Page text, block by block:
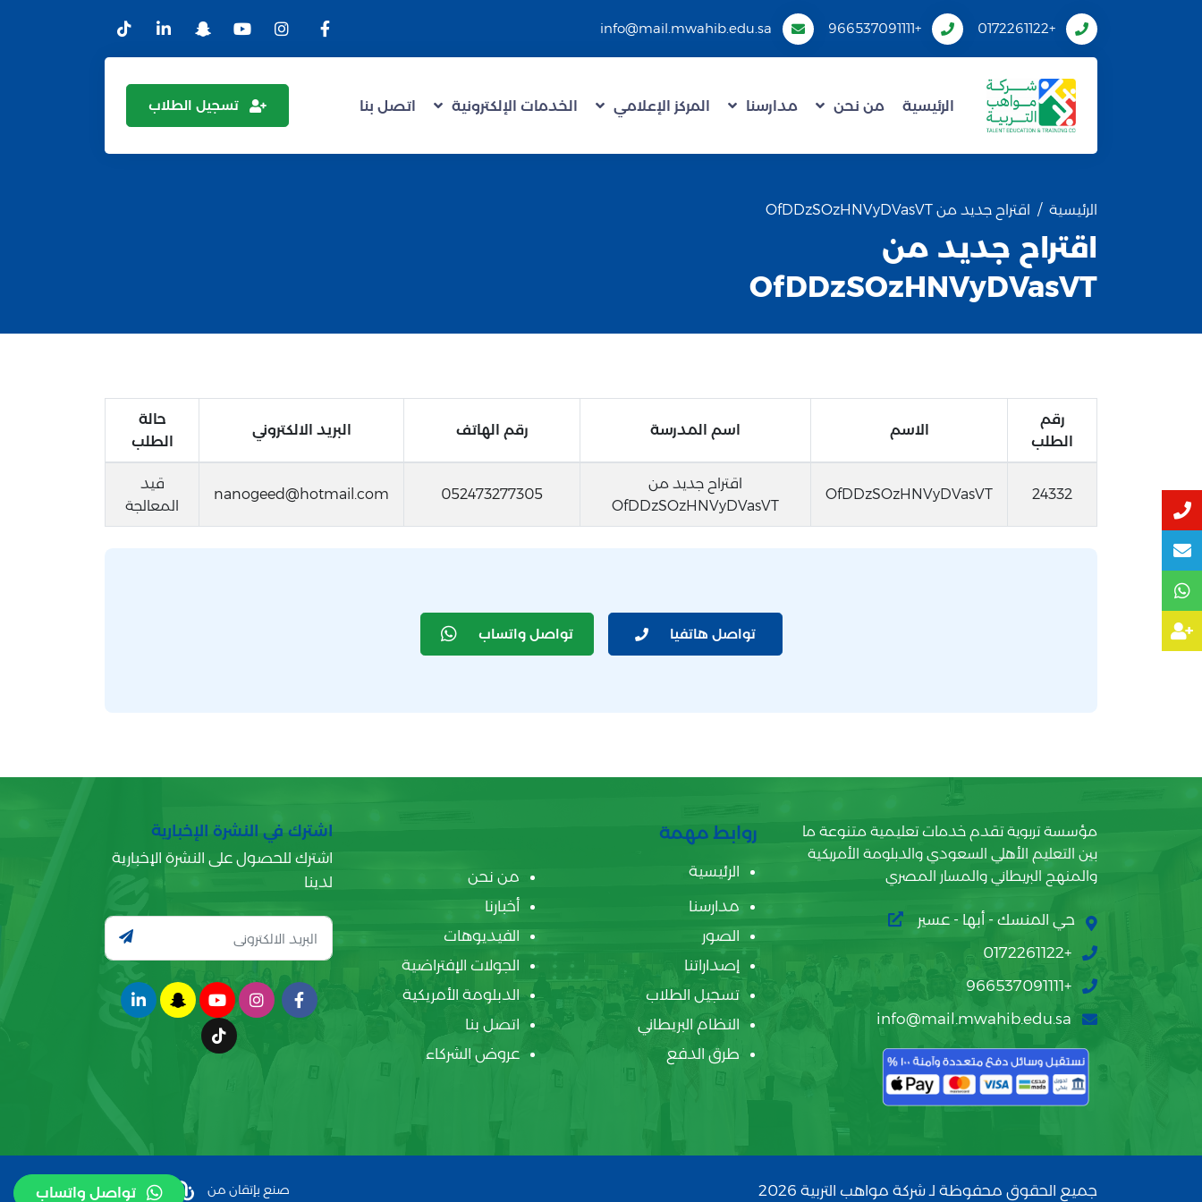
+0172261122
+966537091111
info@mail.mwahib.edu.sa
الرئيسية من نحن مدارسنا المركز الإعلامي الخدمات الإلكترونية اتصل بنا تسجيل الطلاب
الرئيسية اقتراح جديد من OfDDzSOzHNVyDVasVT
اقتراح جديد من
OfDDzSOzHNVyDVasVT
رقم
الطلب
الاسم اسم المدرسة رقم الهاتف البريد الالكتروني
حالة
الطلب
24332
OfDDzSOzHNVyDVasVT
اقتراح جديد من
OfDDzSOzHNVyDVasVT
052473277305
nanogeed@hotmail.com
قيد
المعالجة
تواصل هاتفيا تواصل واتساب
تواصل واتساب
مؤسسة تربوية تقدم خدمات تعليمية متنوعة ما
بين التعليم الأهلي السعودي والدبلومة الأمريكية
والمنهج البريطاني والمسار المصري
حي المنسك - أبها - عسير
+0172261122
+966537091111
info@mail.mwahib.edu.sa
روابط مهمة
الرئيسية
من نحن
مدارسنا
أخبارنا
الصور
الفيديوهات
إصداراتنا
الجولات الإفتراضية
تسجيل الطلاب
الدبلومة الأمريكية
النظام البريطاني
اتصل بنا
طرق الدفع
عروض الشركاء
اشترك في النشرة الإخبارية
اشترك للحصول على النشرة الإخبارية
لدينا
جميع الحقوق محفوظة لـ شركة مواهب التربية 2026 صنع بإتقان من